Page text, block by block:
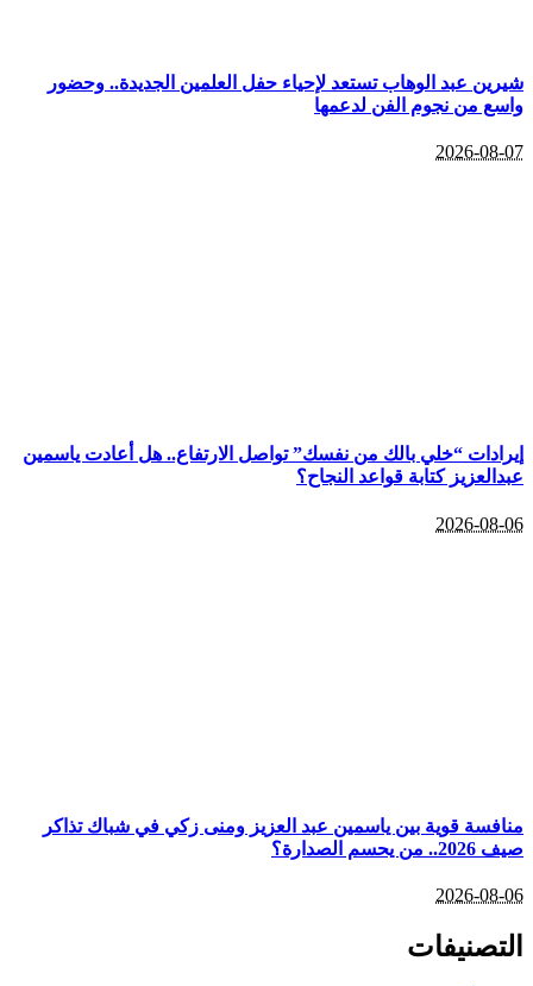
شيرين عبد الوهاب تستعد لإحياء حفل العلمين الجديدة.. وحضور
واسع من نجوم الفن لدعمها
2026-08-07
إيرادات “خلي بالك من نفسك” تواصل الارتفاع.. هل أعادت ياسمين
عبدالعزيز كتابة قواعد النجاح؟
2026-08-06
منافسة قوية بين ياسمين عبد العزيز ومنى زكي في شباك تذاكر
صيف 2026.. من يحسم الصدارة؟
2026-08-06
التصنيفات